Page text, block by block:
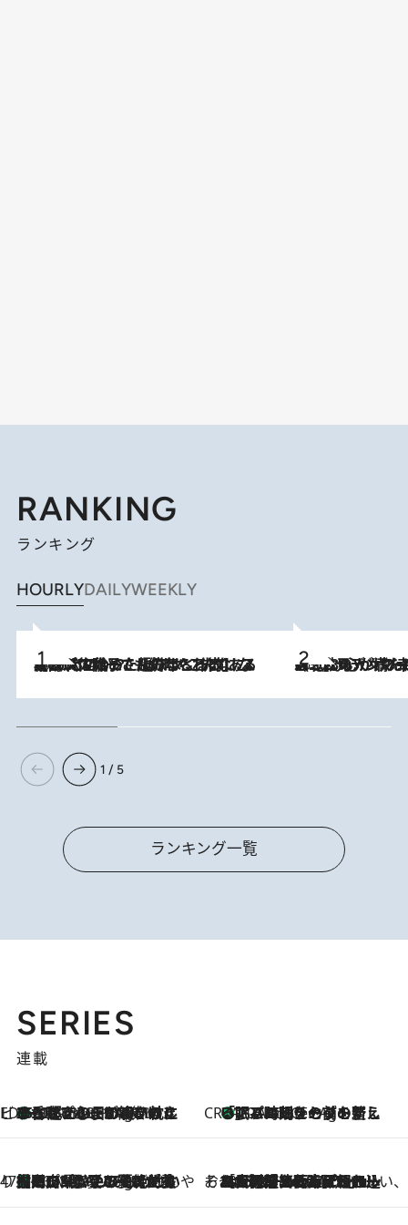
RANKING
ランキング
HOURLYDAILYWEEKLY
2026.8.5
【阿川佐和子さんの年とる力】なぜ70代で始めた趣味は“こんなに楽しい”のか？ ピアノ、俳句…スランプに陥っても続けられる“ある秘訣”とは 2026.8.8
《北欧の人々の幸福度が高いのは…》元デンマーク親善大使が出会った“心が満たされる暮らし”「いいかげんにヒュッゲしなさい！」
1 / 5
ランキング一覧
SERIES
連載
ビューティいいもの集め EDITORS' BEST
10 Minutes Ago
35℃超えの日の夜、枕にひと吹き！ BAUMのルームスプレーが、ひのきの香りで心まで解きほぐす CREA'S CHOICE
10 Minutes Ago
「眠る時刻をセットする」——眠りの前を整える、バルミューダの新しいアプローチ
47都道府県の手みやげ ひんやりスイーツで夏を満喫
10 Minutes Ago
【岡山県】この夏絶対食べたい 冷やしておいしいおやつ3選 フルーツが主役のプリンやアイスが勢揃い そおだよおこの関西おいしい、おやつ紀行
2026.8.9
［大阪府箕面市］一皿一皿目の前で仕上げられる、料理を巧みに組み込んだアシェットデセールコース「ミチル アシェット デセール（Michiru assiette dessert）」